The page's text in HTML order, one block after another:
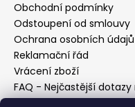
D
o
p
o
r
u
Obchodní podmínky
Odstoupení od smlouvy
Ochrana osobních údajů
Reklamační řád
Vrácení zboží
FAQ - Nejčastější